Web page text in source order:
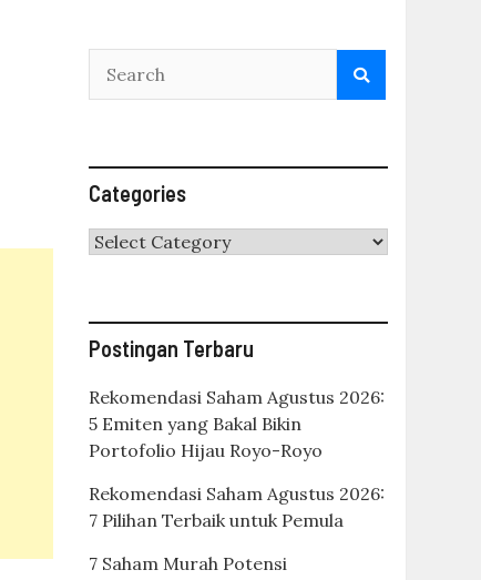
Categories
Categories
Postingan Terbaru
Rekomendasi Saham Agustus 2026:
5 Emiten yang Bakal Bikin
Portofolio Hijau Royo-Royo
Rekomendasi Saham Agustus 2026:
7 Pilihan Terbaik untuk Pemula
7 Saham Murah Potensi